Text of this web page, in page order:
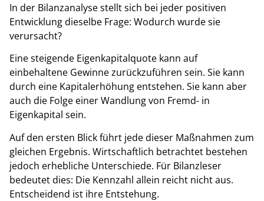
In der Bilanzanalyse stellt sich bei jeder positiven
Entwicklung dieselbe Frage: Wodurch wurde sie
verursacht?
Eine steigende Eigenkapitalquote kann auf
einbehaltene Gewinne zurückzuführen sein. Sie kann
durch eine Kapitalerhöhung entstehen. Sie kann aber
auch die Folge einer Wandlung von Fremd- in
Eigenkapital sein.
Auf den ersten Blick führt jede dieser Maßnahmen zum
gleichen Ergebnis. Wirtschaftlich betrachtet bestehen
jedoch erhebliche Unterschiede. Für Bilanzleser
bedeutet dies: Die Kennzahl allein reicht nicht aus.
Entscheidend ist ihre Entstehung.